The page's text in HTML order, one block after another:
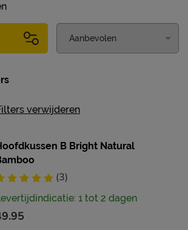
verwijderen
B Bright Natural
(3)
1 tot 2 dagen